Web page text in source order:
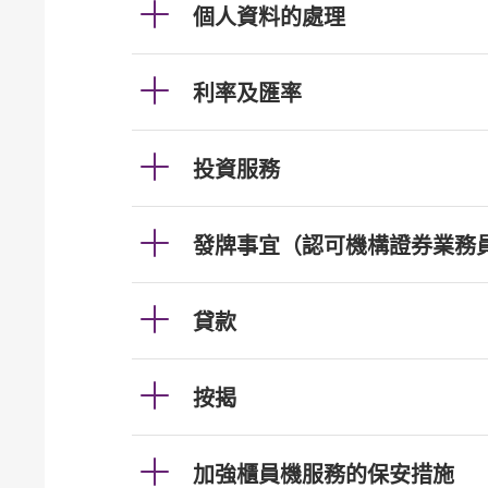
個人資料的處理
利率及匯率
投資服務
發牌事宜（認可機構證券業務
貸款
按揭
加強櫃員機服務的保安措施